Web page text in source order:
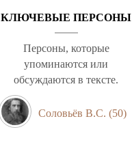
КЛЮЧЕВЫЕ ПЕРСОНЫ
Персоны, которые
упоминаются или
обсуждаются в тексте.
Соловьёв В.С. (50)